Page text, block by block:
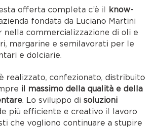
offerta completa c’è il
know-
fondata da Luciano Martini
nella commercializzazione di oli e
margarine e semilavorati per le
e dolciarie.
realizzato, confezionato, distribuito
il massimo della qualità e della
. Lo sviluppo disoluzioni
più efficiente e creativo il lavoro
che vogliono continuare a stupire